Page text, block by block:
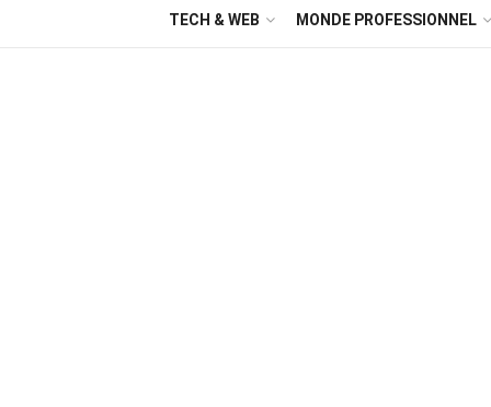
TECH & WEB MONDE PROFESSIONNEL